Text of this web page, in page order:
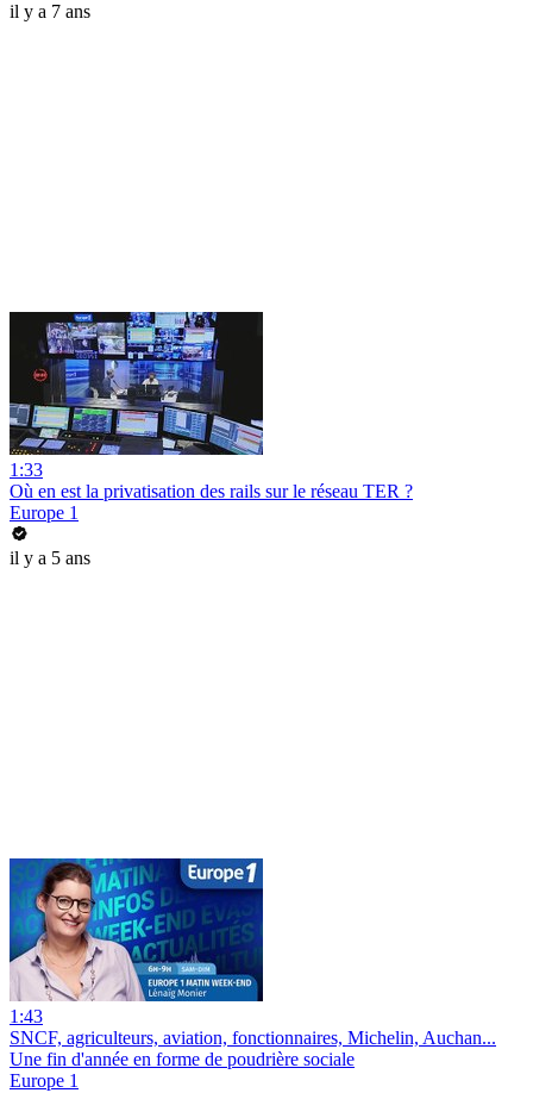
il y a 7 ans
1:33
Où en est la privatisation des rails sur le réseau TER ?
Europe 1
il y a 5 ans
1:43
SNCF, agriculteurs, aviation, fonctionnaires, Michelin, Auchan...
Une fin d'année en forme de poudrière sociale
Europe 1